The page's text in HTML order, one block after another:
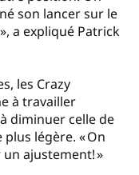
son lancer sur le
a expliqué Patrick
les Crazy
à travailler
diminuer celle de
légère. « On
ajustement! »